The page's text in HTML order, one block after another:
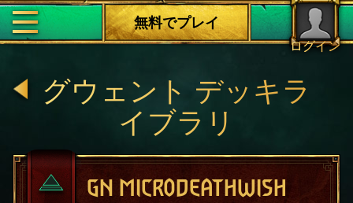
ログイン
無料でプレイ
グウェント デッキラ
イブラリ
GN MICRODEATHWISH